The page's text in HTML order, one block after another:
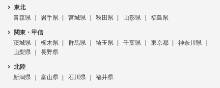
東北
青森県
岩手県 宮城県 秋田県 山形県 福島県
関東・甲信
茨城県
栃木県 群馬県 埼玉県 千葉県 東京都
神奈川県
山梨県
長野県
北陸
新潟県
富山県 石川県 福井県